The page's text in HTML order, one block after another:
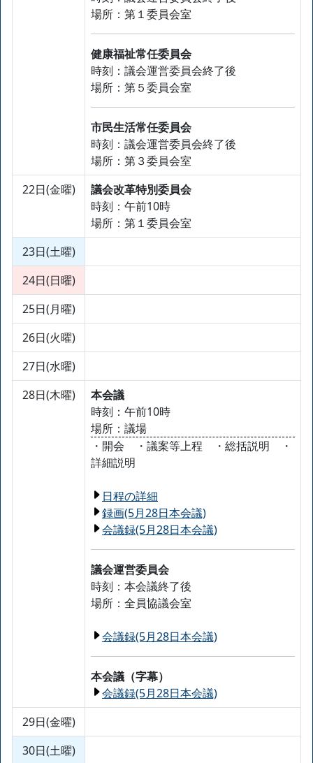
場所：第１委員会室
健康福祉常任委員会
時刻：議会運営委員会終了後
場所：第５委員会室
市民生活常任委員会
時刻：議会運営委員会終了後
場所：第３委員会室
22日(金曜)
議会改革特別委員会
時刻：午前10時
場所：第１委員会室
23日(土曜)
24日(日曜)
25日(月曜)
26日(火曜)
27日(水曜)
28日(木曜)
本会議
時刻：午前10時
場所：議場
・開会 ・議案等上程 ・総括説明 ・
詳細説明
日程の詳細
録画(5月28日本会議)
会議録(5月28日本会議)
議会運営委員会
時刻：本会議終了後
場所：全員協議会室
会議録(5月28日本会議)
本会議（字幕）
会議録(5月28日本会議)
29日(金曜)
30日(土曜)